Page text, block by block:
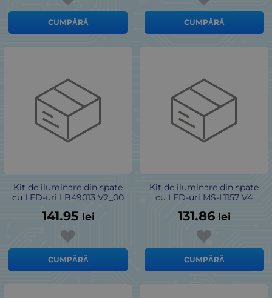
CUMPĂRĂ CUMPĂRĂ
Kit de iluminare din spate
cu LED-uri LB49013 V2_00
141.95 lei
CUMPĂRĂ
Kit de iluminare din spate
cu LED-uri MS-L1157 V4
131.86 lei
CUMPĂRĂ